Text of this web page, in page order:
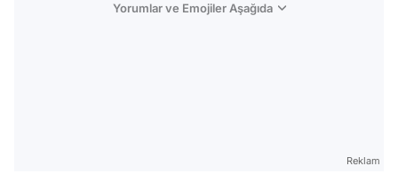
Yorumlar ve Emojiler Aşağıda
Reklam